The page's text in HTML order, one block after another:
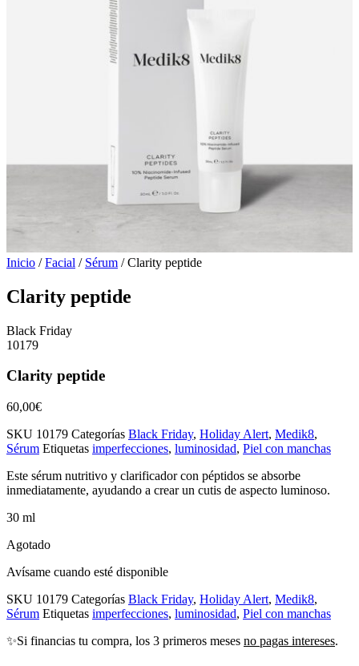
Inicio /Facial / Sérum / Clarity peptide
Clarity peptide
Black Friday
10179
Clarity peptide
60,00€
SKU 10179 Categorías Black Friday, Holiday Alert, Medik8,
Sérum Etiquetas imperfecciones, luminosidad, Piel con manchas
Este sérum nutritivo y clarificador con péptidos se absorbe
inmediatamente, ayudando a crear un cutis de aspecto luminoso.
30 ml
Agotado
Avísame cuando esté disponible
SKU 10179 Categorías Black Friday, Holiday Alert, Medik8,
Sérum Etiquetas imperfecciones, luminosidad, Piel con manchas
✨Si financias tu compra, los 3 primeros meses no pagas intereses.